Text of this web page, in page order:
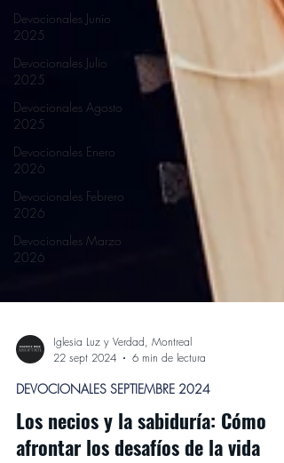
Devocionales Junio
2025
Devocionales Julio
2025
Devocionales Agosto
2025
Devocionales Enero
2026
Devocionales Febrero
2026
Devocionales Marzo
2026
22 sept 2024
6 min de lectura
DEVOCIONALES SEPTIEMBRE 2024